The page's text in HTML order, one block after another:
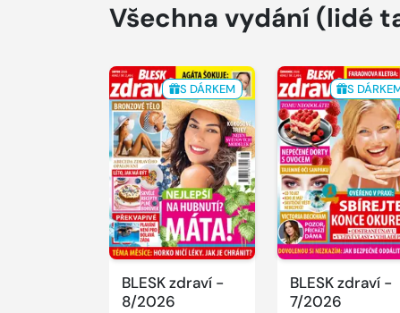
Všechna vydání (lidé
S DÁRKEM
BLESK zdraví -
8/2026
S
BLESK zdraví -
7/2026